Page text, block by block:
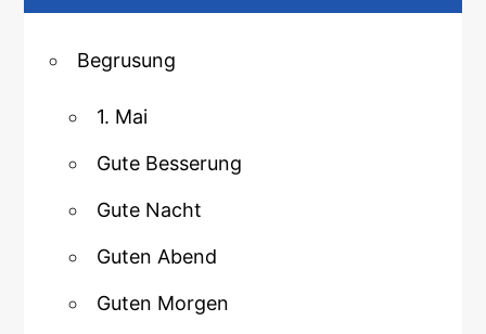
Begrusung
1. Mai
Gute Besserung
Gute Nacht
Guten Abend
Guten Morgen